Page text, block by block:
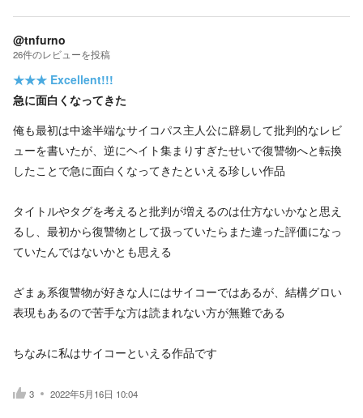
@tnfurno
26件のレビューを投稿
★★★ Excellent!!!
急に面白くなってきた
俺も最初は中途半端なサイコパス主人公に辟易して批判的なレビ
ューを書いたが、逆にヘイト集まりすぎたせいで復讐物へと転換
したことで急に面白くなってきたといえる珍しい作品
タイトルやタグを考えると批判が増えるのは仕方ないかなと思え
るし、最初から復讐物として扱っていたらまた違った評価になっ
ていたんではないかとも思える
ざまぁ系復讐物が好きな人にはサイコーではあるが、結構グロい
表現もあるので苦手な方は読まれない方が無難である
ちなみに私はサイコーといえる作品です
3 2022年5月16日 10:04